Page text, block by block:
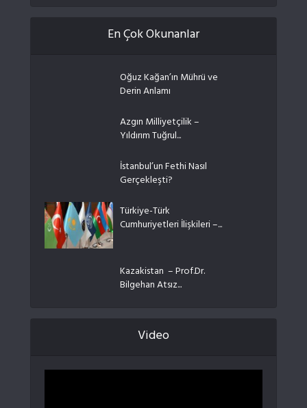
En Çok Okunanlar
Oğuz Kağan’ın Mührü ve
Derin Anlamı
Azgın Milliyetçilik –
Yıldırım Tuğrul...
İstanbul’un Fethi Nasıl
Gerçekleşti?
Türkiye-Türk
Cumhuriyetleri İlişkileri –...
Kazakistan – Prof.Dr.
Bilgehan Atsız...
Video